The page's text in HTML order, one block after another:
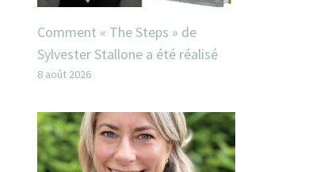
Comment « The Steps » de
Sylvester Stallone a été réalisé
8 août 2026